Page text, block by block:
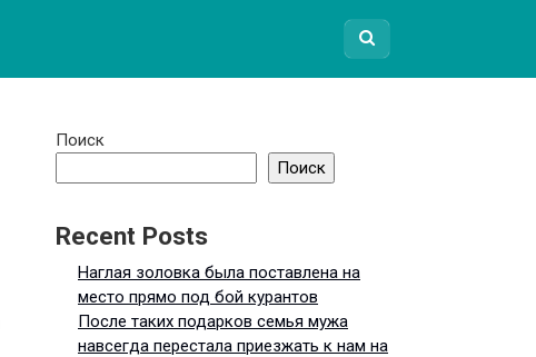
Поиск
Поиск
Recent Posts
Наглая золовка была поставлена на
место прямо под бой курантов
После таких подарков семья мужа
навсегда перестала приезжать к нам на